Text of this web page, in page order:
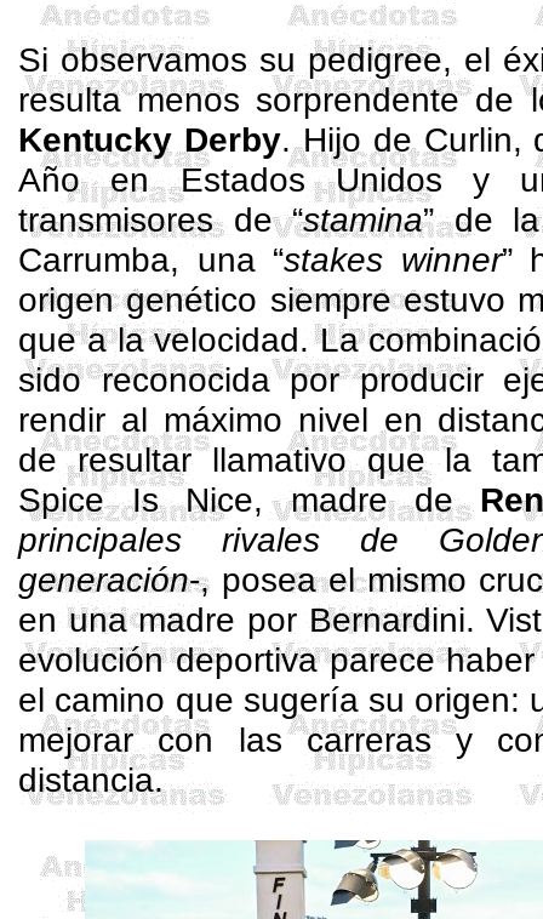
Si observamos su pedigree, el
resulta menos sorprendente de
Kentucky Derby. Hijo de Curlin,
Año en Estados Unidos y
transmisores de “stamina” de
Carrumba, una “stakes winner”
origen genético siempre estuvo
que a la velocidad. La
sido reconocida por producir
rendir al máximo nivel en
de resultar llamativo que la
Spice
Is Nice, madre de
principales rivales de
generación-, posea el mismo
en una madre porBernardini.
evolución deportiva parece
el camino que sugería su origen:
mejorar con las carreras y
distancia.